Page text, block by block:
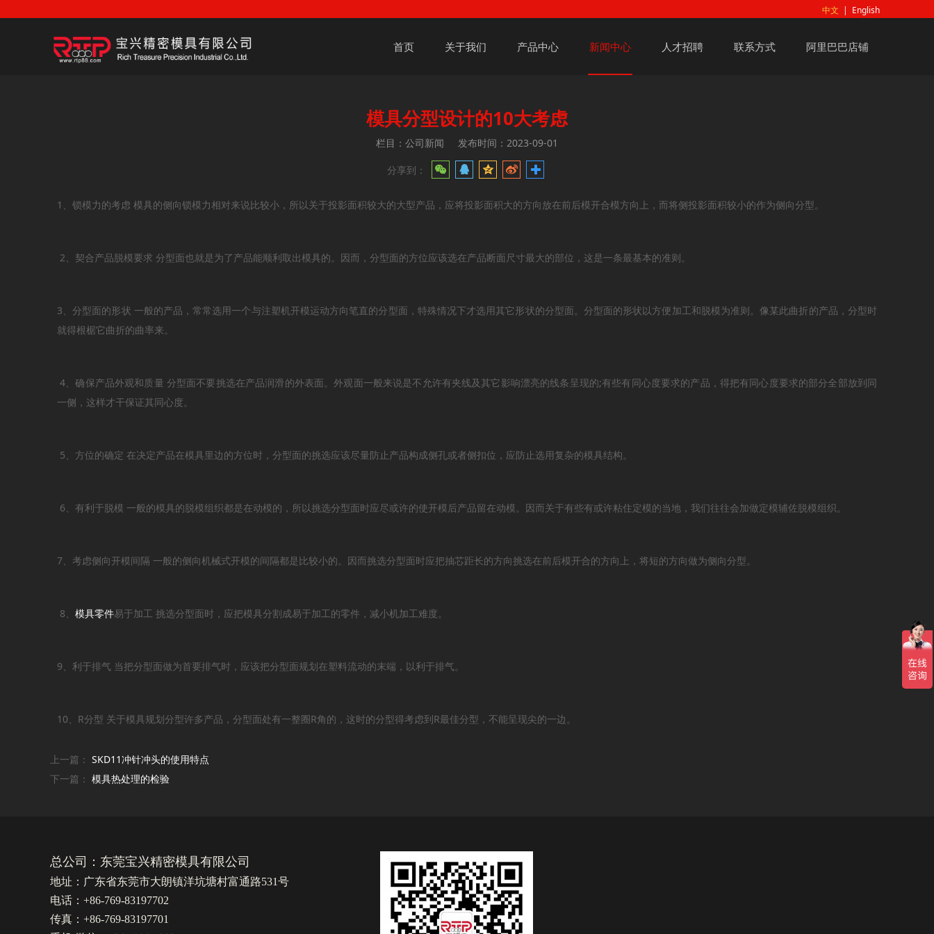
中文 | English
首页 关于我们 产品中心 新闻中心 人才招聘 联系方式 阿里巴巴店铺
模具分型设计的10大考虑
栏目：公司新闻 发布时间：2023-09-01
分享到：
1 、 锁模力的考虑 模具的侧向锁模力相对来说比较小，所以关于投影面积较大的大型产品，应将投影面积大的方向放在前后模开合模方向上，而将侧投影面积较小的作为侧向分型。
2、契合产品脱模要求 分型面也就是为了产品能顺利取出模具的。因而，分型面的方位应该选在产品断面尺寸最大的部位，这是一条最基本的准则。
3、分型面的形状 一般的产品，常常选用一个与注塑机开模运动方向笔直的分型面，特殊情况下才选用其它形状的分型面。分型面的形状以方便加工和脱模为准则。像某此曲折的产品，分型时
就得根椐它曲折的曲率来。
4、确保产品外观和质量 分型面不要挑选在产品润滑的外表面。外观面一般来说是不允许有夹线及其它影响漂亮的线条呈现的;有些有同心度要求的产品，得把有同心度要求的部分全部放到同
一侧，这样才干保证其同心度。
5、方位的确定 在决定产品在模具里边的方位时，分型面的挑选应该尽量防止产品构成侧孔或者侧扣位，应防止选用复杂的模具结构。
6、有利于脱模 一般的模具的脱模组织都是在动模的，所以挑选分型面时应尽或许的使开模后产品留在动模。因而关于有些有或许粘住定模的当地，我们往往会加做定模辅佐脱模组织。
7、考虑侧向开模间隔 一般的侧向机械式开模的间隔都是比较小的。因而挑选分型面时应把抽芯距长的方向挑选在前后模开合的方向上，将短的方向做为侧向分型。
8、 模具零件易于加工 挑选分型面时，应把模具分割成易于加工的零件，减小机加工难度。
9、利于排气 当把分型面做为首要排气时，应该把分型面规划在塑料流动的末端，以利于排气。
10、R分型 关于模具规划分型许多产品，分型面处有一整圈R角的，这时的分型得考虑到R最佳分型，不能呈现尖的一边。
上一篇： SKD11冲针冲头的使用特点
下一篇： 模具热处理的检验
总公司：东莞宝兴精密模具有限公司
地址：广东省东莞市大朗镇洋坑塘村富通路531号
电话：+86-769-83197702
传真：+86-769-83197701